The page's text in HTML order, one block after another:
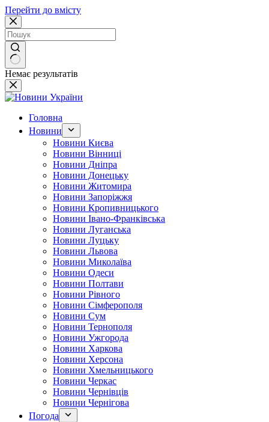
Перейти до вмісту
Немає результатів
Головна
Новини
Новини Києва
Новини Вінниці
Новини Дніпра
Новини Донецьку
Новини Житомира
Новини Запоріжжя
Новини Кропивницького
Новини Івано-Франківська
Новини Луганська
Новини Луцьку
Новини Львова
Новини Миколаїва
Новини Одеси
Новини Полтави
Новини Рівного
Новини Сімферополя
Новини Сум
Новини Тернополя
Новини Ужгорода
Новини Харкова
Новини Херсона
Новини Хмельницького
Новини Черкас
Новини Чернівців
Новини Чернігова
Погода